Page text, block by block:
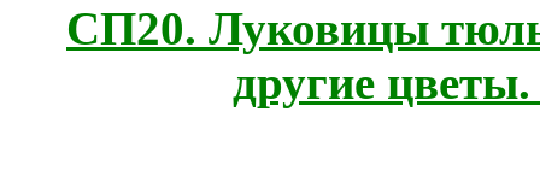
СП20. Луковицы
другие